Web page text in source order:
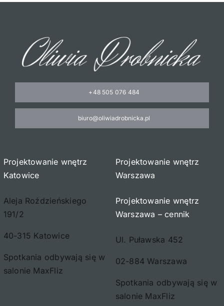
+48 505 076 484
biuro@oliwiadrobnicka.pl
Projektowanie wnętrz
Katowice
Aleja Roździeńskiego
191/2
40-315 Katowice
Spotkania odbywają się w
salonie MaxFliz
Projektowanie wnętrz
Warszawa
Projektowanie wnętrz
Warszawa – cennik
Ul. Puławska 452
02-884 Warszawa
Spotkania odbywają się w
salonie MaxFliz